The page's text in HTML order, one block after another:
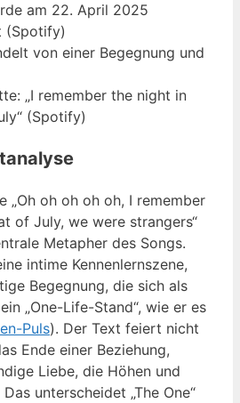
am 22. April 2025
(Spotify)
von einer Begegnung und
„I remember the night in
(Spotify)
„Oh oh oh oh oh, I remember
of July, we were strangers“
Metapher des Songs.
intime Kennenlernszene,
Begegnung, die sich als
„One-Life-Stand“, wie er es
Puls). Der Text feiert nicht
Ende einer Beziehung,
Liebe, die Höhen und
unterscheidet „The One“